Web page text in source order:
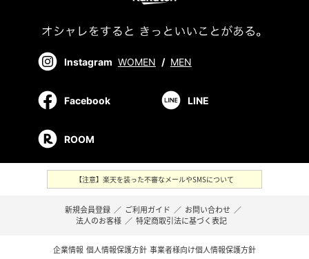
Instagram WOMEN / MEN
Facebook LINE
ROOM
【注意】楽天を装った不審なメールやSMSについて
新規会員登録 ／ ご利用ガイド ／ お問い合わせ ／
法人のお客様 ／ 特定商取引法に基づく表記
企業情報 個人情報保護方針 事業者様向け個人情報保護方針